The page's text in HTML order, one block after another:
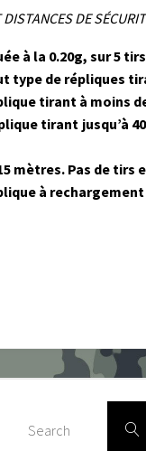
DE
à la 0.20g, sur 5 tirs
type de répliques
tirant à moins
tirant jusqu’à
mètres. Pas de tirs
à